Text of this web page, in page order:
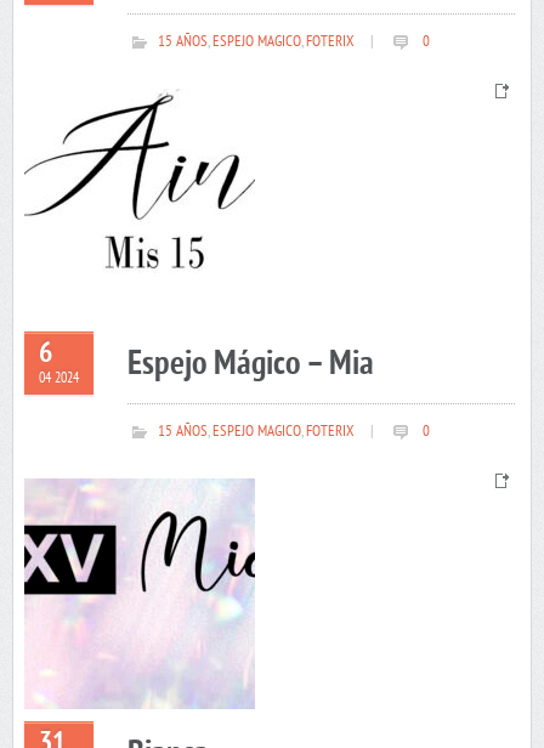
15 AÑOS,ESPEJO MAGICO,FOTERIX 0
6
04 2024 Espejo Mágico – Mia
15 AÑOS,ESPEJO MAGICO,FOTERIX 0